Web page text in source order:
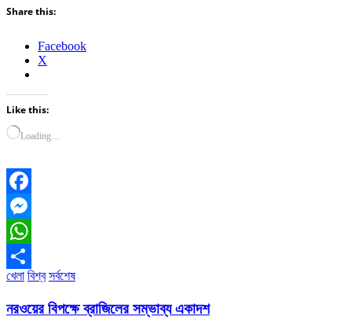
Share this:
Facebook
X
Like this:
Loading…
Facebook
Messenger
WhatsApp
Share
খেলা বিশ্ব সর্বশেষ
নরওয়ের বিপক্ষে ব্রাজিলের সম্ভাব্য একাদশ